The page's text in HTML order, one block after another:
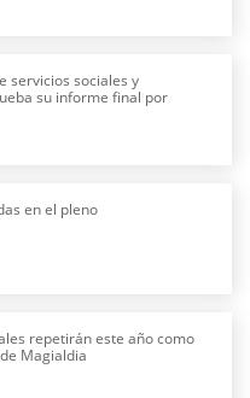
servicios sociales y
su informe final por
en el pleno
repetirán este año como
Magialdia